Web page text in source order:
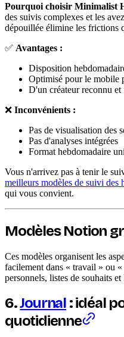
Pourquoi choisir Minimalist
des suivis complexes et les
dépouillée élimine les frictions
✅ Avantages :
Disposition
Optimisé pour le mobile
D'un créateur reconnu et
❌ Inconvénients :
Pas de visualisation des
Pas d'analyses intégrées
Format hebdomadaire
Vous n'arrivez pas à tenir le
meilleurs modèles de suivi des
qui vous convient.
Modèles Notion
Ces modèles organisent les
facilement dans « travail » ou
personnels, listes de souhaits
6.Journal : idéal
quotidienne